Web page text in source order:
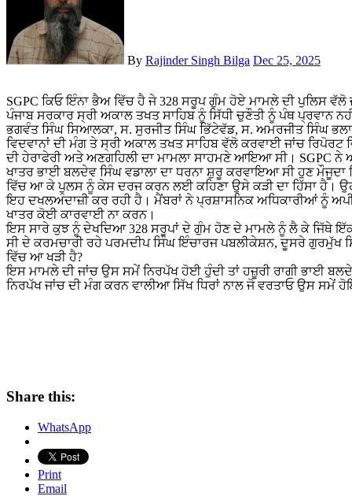
By Rajinder Singh Bilga Dec 25, 2025
SGPC ਕਿਓ ਇੰਨਾ ਭੈਅ ਵਿੱਚ ਹੈ ਜੇ 328 ਸਰੂਪ ਗੁੰਮ ਹੋਏ ਮਾਮਲੇ ਦੀ ਪੁਲਿਸ
ਪੰਜਾਬ ਸਰਕਾਰ ਸ੍ਰੀ ਅਕਾਲ ਤਖਤ ਸਾਹਿਬ ਨੂੰ ਸਿੱਧੀ ਚੁਣੌਤੀ ਨੂੰ ਪੰਥ ਪ੍ਰਵਾਨ
ਭਗਵੰਤ ਸਿੰਘ ਸਿਆਲਕਾ, ਸ. ਸੁਰਜੀਤ ਸਿੰਘ ਭਿੱਟੇਵੱਡ, ਸ. ਅਮਰਜੀਤ ਸਿੰਘ
ਵਿਦਵਾਨਾਂ ਦੀ ਮੰਗ ਤੇ ਸ੍ਰੀ ਅਕਾਲ ਤਖਤ ਸਾਹਿਬ ਵੱਲੋ ਕਰਵਾਈ ਜਾਂਚ
ਦੀ ਹੇਰਾਫੇਰੀ ਅਤੇ ਅਣਗਹਿਲੀ ਦਾ ਮਾਮਲਾ ਸਾਹਮਣੇ ਆਇਆ ਸੀ। SGPC ਨੇ
ਖਾਤਰ ਭਾਈ ਬਲਦੇਵ ਸਿੰਘ ਵਡਾਲਾ ਦਾ ਧਰਨਾ ਸ਼ੁਰੂ ਕਰਵਾਇਆ ਸੀ ਹੁਣ
ਵਿੱਚ ਆ ਕੇ ਪੁਲਸ ਨੂੰ ਕੇਸ ਦਰਜ ਕਰਨ ਲਈ ਕਹਿਣਾ ਉਸੇ ਕੜੀ ਦਾ ਹਿੱਸਾ ਹੈ।
ਇਹ ਦਖਲਅੰਦਾਜ਼ੀ ਕਰ ਰਹੀ ਹੈ। ਮੈਂਬਰਾਂ ਨੇ ਪ੍ਰਸ਼ਾਸਨਿਕ ਅਧਿਕਾਰੀਆਂ ਨੂੰ
ਖਾਤਰ ਕੋਈ ਕਾਰਵਾਈ ਨਾ ਕਰਨ।
ਇਸ ਸਾਰੇ ਕੁਝ ਨੂੰ ਦੇਖਦਿਆ 328 ਸਰੂਪਾਂ ਦੇ ਗੁੰਮ ਹੋਣ ਦੇ ਮਾਮਲੇ ਨੂੰ ਲੈ ਕੇ ਜਿੱਥੇ
ਸੀ ਦੇ ਕਰਮਚਾਰੀ ਰਹੇ ਪਰਮਦੀਪ ਸਿੰਘ ਇੰਚਾਰਜ ਪਬਲੀਕੇਸ਼ਨ, ਦੂਸਰੇ ਗੁਰਮੁੱਖ
ਵਿੱਚ ਆ ਖੜੀ ਹੈ?
ਇਸ ਮਾਮਲੇ ਦੀ ਜਾਂਚ ਉਸ ਸਮੇਂ ਨਿਰਪੱਖ ਹੋਈ ਹੁੰਦੀ ਤਾਂ ਹਜ਼ੂਰੀ ਰਾਗੀ ਭਾਈ
ਨਿਰਪੱਖ ਜਾਂਚ ਦੀ ਮੰਗ ਕਰਨ ਵਾਲੀਆ ਸਿੱਖ ਧਿਰਾਂ ਨਾਲ ਜੋ ਵਰਤਾਓ ਉਸ ਸਮੇਂ
Share this:
WhatsApp
Print
Email